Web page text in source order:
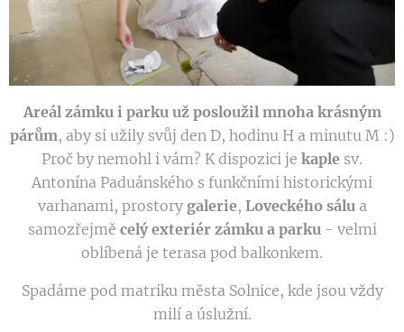
Areál zámku i parku už posloužil mnoha krásným
párům, aby si užily svůj den D, hodinu H a minutu M :)
Proč by nemohl i vám? K dispozici je kaple sv.
Antonína Paduánského s funkčními historickými
varhanami, prostory galerie, Loveckého sálu a
samozřejmě celý exteriér zámku a parku - velmi
oblíbená je terasa pod balkonkem.
Spadáme pod matriku města Solnice, kde jsou vždy
milí a úslužní.